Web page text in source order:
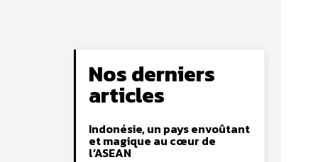
Nos derniers
articles
Indonésie, un pays envoûtant
et magique au cœur de
l’ASEAN